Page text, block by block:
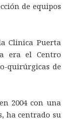
de equipos
Clinica Puerta
era el Centro
quirúrgicas de
2004 con una
ha centrado su